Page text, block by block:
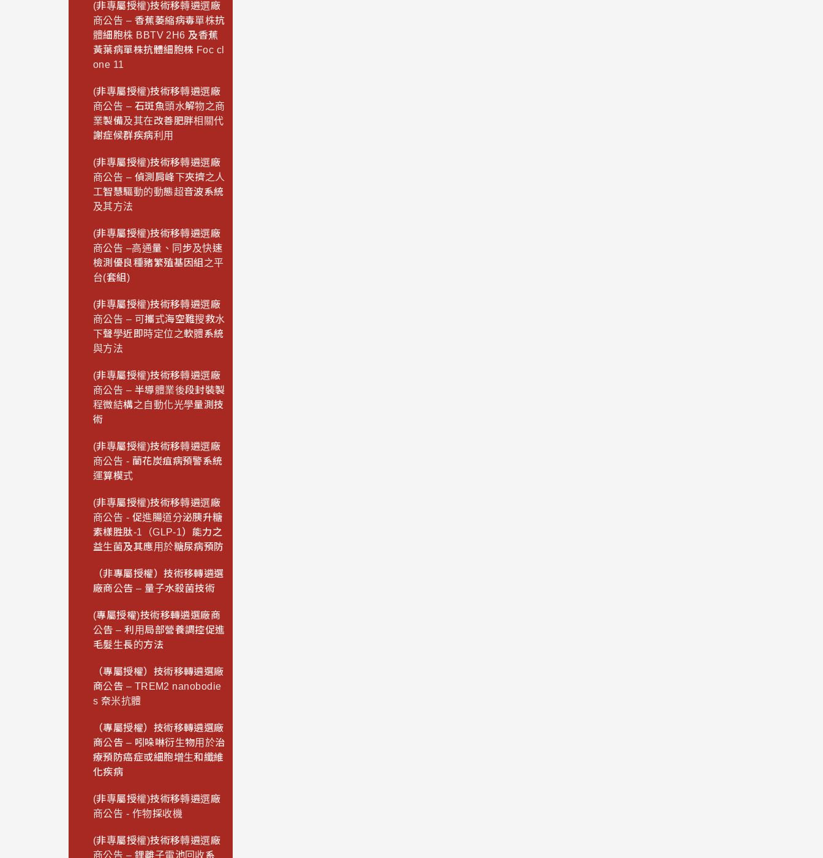
(非專屬授權)技術移轉遴選廠
商公告 – 香蕉萎縮病毒單株抗
體細胞株 BBTV 2H6 及香蕉
黃葉病單株抗體細胞株 Foc cl
one 11
(非專屬授權)技術移轉遴選廠
商公告 – 石斑魚頭水解物之商
業製備及其在改善肥胖相關代
謝症候群疾病利用
(非專屬授權)技術移轉遴選廠
商公告 – 偵測肩峰下夾擠之人
工智慧驅動的動態超音波系統
及其方法
(非專屬授權)技術移轉遴選廠
商公告 –高通量、同步及快速
檢測優良種豬繁殖基因組之平
台(套組)
(非專屬授權)技術移轉遴選廠
商公告 – 可攜式海空難搜救水
下聲學近即時定位之軟體系統
與方法
(非專屬授權)技術移轉遴選廠
商公告 – 半導體業後段封裝製
程微結構之自動化光學量測技
術
(非專屬授權)技術移轉遴選廠
商公告 - 蘭花炭疽病預警系統
運算模式
(非專屬授權)技術移轉遴選廠
商公告 - 促進腸道分泌胰升糖
素樣胜肽-1（GLP-1）能力之
益生菌及其應用於糖尿病預防
（非專屬授權）技術移轉遴選
廠商公告 – 量子水殺菌技術
(專屬授權)技術移轉遴選廠商
公告 – 利用局部營養調控促進
毛髮生長的方法
（專屬授權）技術移轉遴選廠
商公告 – TREM2 nanobodie
s 奈米抗體
（專屬授權）技術移轉遴選廠
商公告 – 吲哚啉衍生物用於治
療預防癌症或細胞增生和纖維
化疾病
(非專屬授權)技術移轉遴選廠
商公告 - 作物採收機
(非專屬授權)技術移轉遴選廠
商公告 – 鋰離子電池回收系